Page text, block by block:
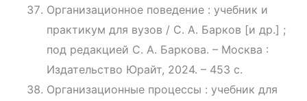
Организационное поведение : учебник и
практикум для вузов / С. А. Барков [и др.] ;
под редакцией С. А. Баркова. – Москва :
Издательство Юрайт, 2024. – 453 с.
Организационные процессы : учебник для